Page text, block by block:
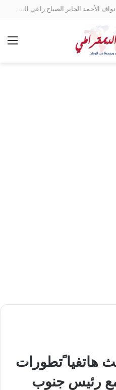
وفاة أمير الكويت.. من هو الأمير نواف الأحمد الجابر الصباح راعي السلام بين العرب؟
هاتفيا ًتطورات
رئيس جنوب